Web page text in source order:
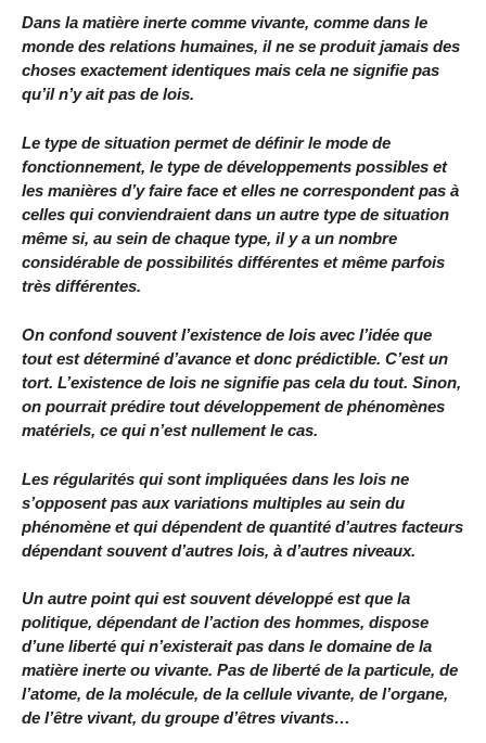
Dans la matière inerte comme vivante, comme dans le
monde des relations humaines, il ne se produit jamais des
choses exactement identiques mais cela ne signifie pas
qu’il n’y ait pas de lois.
Le type de situation permet de définir le mode de
fonctionnement, le type de développements possibles et
les manières d’y faire face et elles ne correspondent pas à
celles qui conviendraient dans un autre type de situation
même si, au sein de chaque type, il y a un nombre
considérable de possibilités différentes et même parfois
très différentes.
On confond souvent l’existence de lois avec l’idée que
tout est déterminé d’avance et donc prédictible. C’est un
tort. L’existence de lois ne signifie pas cela du tout. Sinon,
on pourrait prédire tout développement de phénomènes
matériels, ce qui n’est nullement le cas.
Les régularités qui sont impliquées dans les lois ne
s’opposent pas aux variations multiples au sein du
phénomène et qui dépendent de quantité d’autres facteurs
dépendant souvent d’autres lois, à d’autres niveaux.
Un autre point qui est souvent développé est que la
politique, dépendant de l’action des hommes, dispose
d’une liberté qui n’existerait pas dans le domaine de la
matière inerte ou vivante. Pas de liberté de la particule, de
l’atome, de la molécule, de la cellule vivante, de l’organe,
de l’être vivant, du groupe d’êtres vivants…